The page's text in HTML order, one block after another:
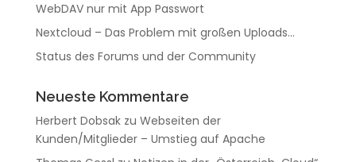
				class="material-symbols-outlined">done</span></button>
		</td>
			<table class="table table-sm">
				<thead id="IPdata_Head"></thead>
				<tbody id="IPdata_Body"></tbody>
			</table>
WebDAV nur mit App Passwort
Nextcloud – Das Problem mit großen Uploads…
Status des Forums und der Community
Neueste Kommentare
Herbert Dobsakzu Webseiten der
Kunden/Mitglieder – Umstieg auf Apache